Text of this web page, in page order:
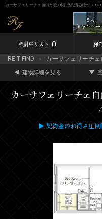
カーサフェリーチェ自由が丘 3階 成約済み物件
5大
キャンペ
検討中リスト 0 保
REIT FIND カーサフェリーチェ
建物詳細を見る
カーサフェリーチェ
▶ 契約金のお得さ圧